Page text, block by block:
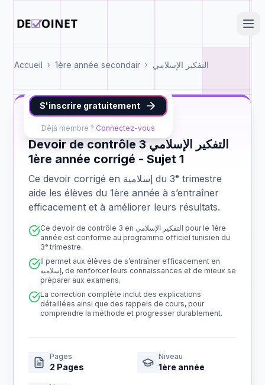
Accueil › 1ère année secondair › التفكير الإسلامي
S'inscrire gratuitement
Déjà membre ? Connectez-vous
إسلامية 1ère année contrôle 3
Devoir de contrôle 3 التفكير الإسلامي
1ère année corrigé - Sujet 1
Ce devoir corrigé en إسلامية du 3ᵉ trimestre
aide les élèves du 1ère année à s’entraîner
efficacement et à améliorer leurs résultats.
Ce devoir de contrôle 3 en التفكير الإسلامي pour le 1ère
année est conforme au programme officiel tunisien du
3ᵉ trimestre.
Il permet aux élèves de s’entraîner efficacement en
إسلامية, de renforcer leurs connaissances et de mieux se
préparer aux examens.
La correction complète inclut des explications
détaillées ainsi que des rappels de cours, pour
comprendre la méthode et progresser durablement.
Pages
2 Pages
Niveau
1ère année